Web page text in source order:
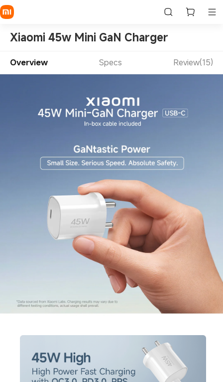
Xiaomi 45w Mini GaN Charger
Overview Specs Review(15)